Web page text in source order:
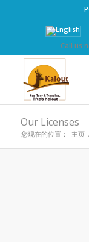
Call us
Our Licenses
您现在的位置： 主页